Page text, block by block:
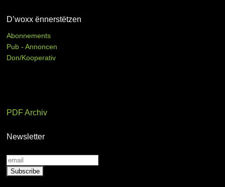
D’woxx ënnerstëtzen
Abonnements
Pub - Annoncen
Don/Kooperativ
PDF Archiv
Newsletter